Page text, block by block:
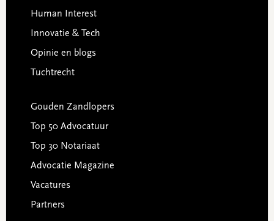
Human Interest
Innovatie & Tech
Opinie en blogs
Tuchtrecht
Gouden Zandlopers
Top 50 Advocatuur
Top 30 Notariaat
Advocatie Magazine
Vacatures
Partners